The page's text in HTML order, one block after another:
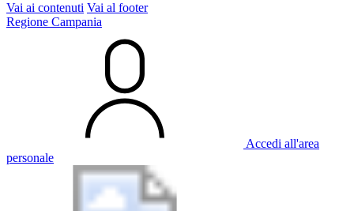
Vai ai contenuti Vai al footer
Regione Campania
Accedi all'area
personale